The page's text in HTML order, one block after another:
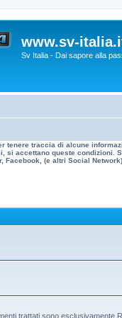
www.sv-
Sv Italia - Dai sapore alla
tenere traccia di alcune
si accettano queste condizioni.
Facebook, (e altri Social
trattati sono esclusivamente